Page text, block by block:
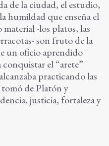
de la ciudad, el estudio,
humildad que enseña el
-los platos, las
son fruto de la
un oficio aprendido
el “arete”
practicando las
de Platón y
justicia, fortaleza y